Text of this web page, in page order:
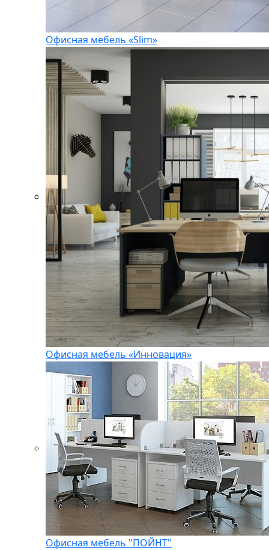
Офисная мебель «Slim»
Офисная мебель «Инновация»
Офисная мебель "ПОЙНТ"